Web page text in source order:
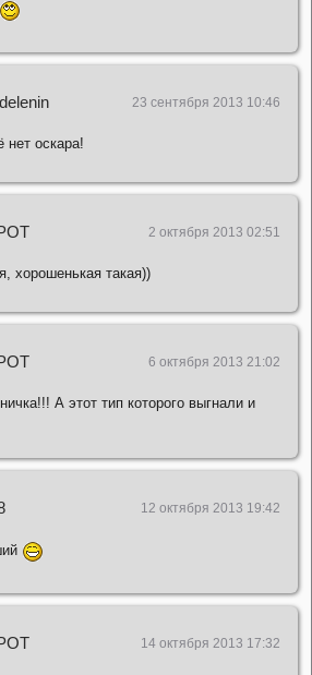
23 сентября 2013 10:46
нет оскара!
2 октября 2013 02:51
хорошенькая такая))
6 октября 2013 21:02
А этот тип которого выгнали и
12 октября 2013 19:42
14 октября 2013 17:32